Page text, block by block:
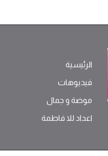
الرئيسية
فيديوهات
موضة ‫و‬ ‫‬‫جمال‬
اعداد للا فاطمة